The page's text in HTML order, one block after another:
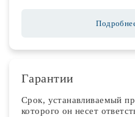
Гарантии
Срок, устанавливаемый
которого он несет